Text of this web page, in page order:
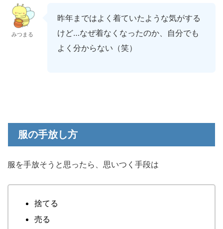
みつまる
昨年まではよく着ていたような気がする
けど…なぜ着なくなったのか、自分でも
よく分からない（笑）
服の手放し方
服を手放そうと思ったら、思いつく手段は
捨てる
売る